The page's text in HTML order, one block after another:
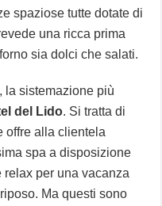
spaziose tutte dotate di
una ricca prima
sia dolci che salati.
la sistemazione più
del Lido. Si tratta di
offre alla clientela
spa a disposizione
per una vacanza
Ma questi sono